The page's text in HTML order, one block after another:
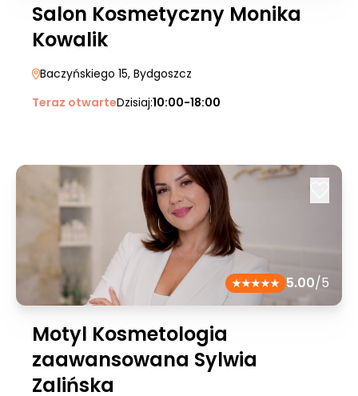
Salon Kosmetyczny Monika
Kowalik
Baczyńskiego 15, Bydgoszcz
Teraz otwarteDzisiaj:10:00-18:00
5.00/5
Motyl Kosmetologia
zaawansowana Sylwia
Zalińska